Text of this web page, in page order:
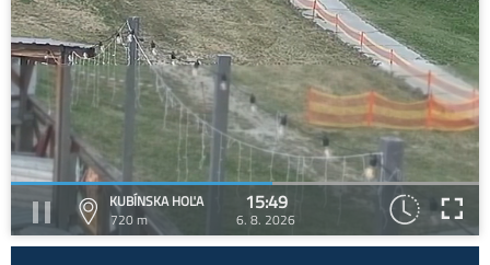
KUBÍNSKA HOĽA
720 m
15:49
6. 8. 2026